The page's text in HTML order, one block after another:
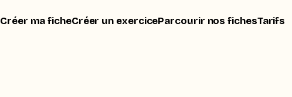
Créer ma ficheCréer un exerciceParcourir nos fichesTarifs